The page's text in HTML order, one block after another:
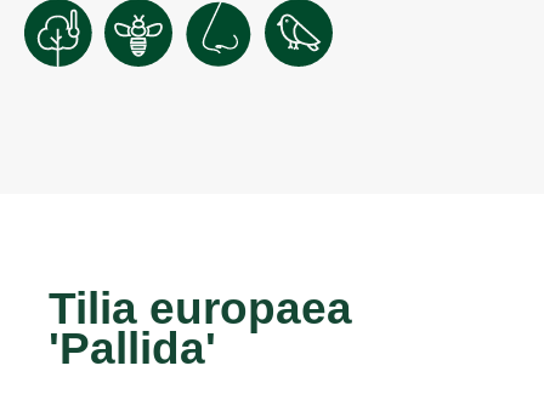
Tilia europaea
'Pallida'